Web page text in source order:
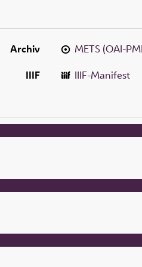
Archiv
METS (OAI-
IIIF
IIIF-Manifest